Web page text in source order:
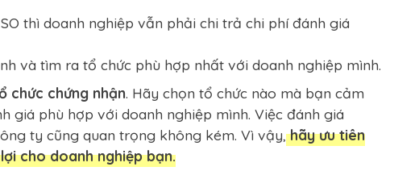
thì doanh nghiệp vẫn phải chi trả chi phí đánh giá
và tìm ra tổ chức phù hợp nhất với doanh nghiệp mình.
chức chứng nhận. Hãy chọn tổ chức nào mà bạn cảm
giá phù hợp với doanh nghiệp mình. Việc đánh giá
ty cũng quan trọng không kém. Vì vậy,hãy ưu tiên
cho doanh nghiệp bạn.